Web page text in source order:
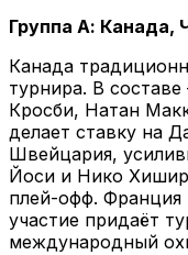
Группа А: Канада,
Канада
турнира. В
Кросби, Натан
делает ставку на
Швейцария,
Йоси и Нико
плей-офф. Франция
участие придаёт
международный